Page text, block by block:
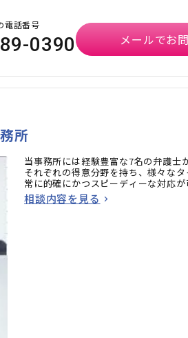
電話番号
0390 メールでお
所
当事務所には経験豊富な7名の弁護士
それぞれの得意分野を持ち、様々な
常に的確にかつスピーディーな対応が
相談内容を見る